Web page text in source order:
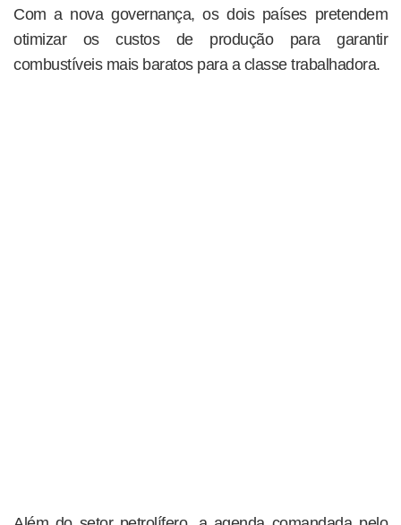
Com a nova governança, os dois países pretendem
otimizar os custos de produção para garantir
combustíveis mais baratos para a classe trabalhadora.